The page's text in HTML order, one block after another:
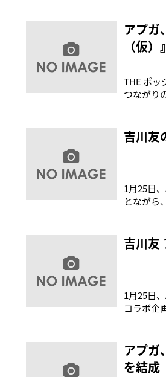
アプガ
（仮
THE ポッ
つながり
者が好
出演順は
吉川友
1月25日
とながら
吉川友
1月25日
コラボ企
ャ ツ（
アプガ
を結成